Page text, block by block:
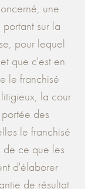
une
sur la
pour lequel
que c'est en
le franchisé
la cour
des
le franchisé
de ce que les
d'élaborer
de résultat